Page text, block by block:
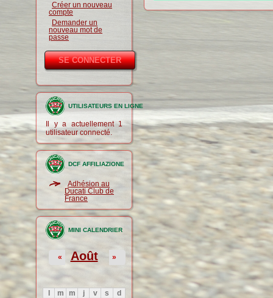
Créer un nouveau
compte
Demander un
nouveau mot de
passe
UTILISATEURS EN LIGNE
Il y a actuellement 1
utilisateur connecté.
DCF AFFILIAZIONE
Adhésion au
Ducati Club de
France
MINI CALENDRIER
Août
« »
m m j v s
d